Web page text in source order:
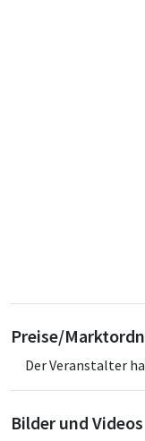
Preise/
Der Veranstalter
Bilder und Videos